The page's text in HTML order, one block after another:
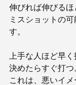
伸びれば伸びるほ
ミスショットの
す。
上手な人ほど早く
決めたらすぐ打つ
これは、悪いイ